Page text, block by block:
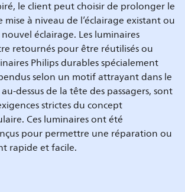
le client peut choisir de prolonger le
à niveau de l’éclairage existant ou
éclairage. Les luminaires
retournés pour être réutilisés ou
Philips durables spécialement
selon un motif attrayant dans le
dessus de la tête des passagers, sont
strictes du concept
Ces luminaires ont été
pour permettre une réparation ou
rapide et facile.